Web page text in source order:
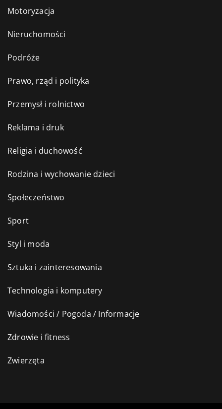
Motoryzacja
Nieruchomości
Podróże
Prawo, rząd i polityka
Przemysł i rolnictwo
Reklama i druk
Religia i duchowość
Rodzina i wychowanie dzieci
Społeczeństwo
Sport
Styl i moda
Sztuka i zainteresowania
Technologia i komputery
Wiadomości / Pogoda / Informacje
Zdrowie i fitness
Zwierzęta